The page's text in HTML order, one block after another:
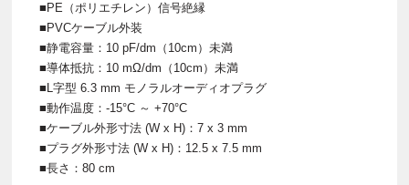
■PE（ポリエチレン）信号絶縁
■PVCケーブル外装
■静電容量：10 pF/dm（10cm）未満
■導体抵抗：10 mΩ/dm（10cm）未満
■L字型 6.3 mm モノラルオーディオプラグ
■動作温度：-15°C ～ +70°C
■ケーブル外形寸法 (W x H)：7 x 3 mm
■プラグ外形寸法 (W x H)：12.5 x 7.5 mm
■長さ：80 cm